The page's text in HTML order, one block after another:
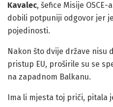
Kavalec, šefice Misije
dobili potpuniji odgovor jer
pojedinosti.
Nakon što dvije države nisu
pristup EU, proširile su se
na zapadnom Balkanu.
Ima li mjesta toj priči, pitala